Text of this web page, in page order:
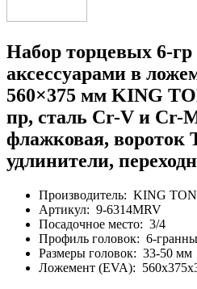
Набор торцевых 6-гр
аксессуарами в
560×375 мм KING
пр, сталь Cr-V и Cr-
флажковая, вороток
удлинители,
Производитель: KING
Артикул: 9-6314MRV
Посадочное место: 3/4
Профиль головок: 6-
Размеры головок: 33-50 мм
Ложемент (EVA):